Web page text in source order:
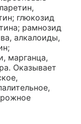
глюкозид
рамнозид
алкалоиды,
марганца,
Оказывает